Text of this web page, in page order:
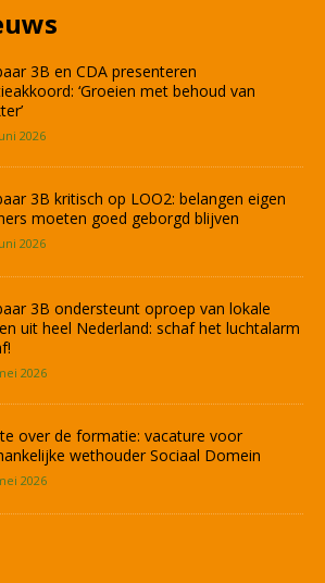
3B en CDA presenteren
‘Groeien met behoud van
2026
3B kritisch op LOO2: belangen eigen
moeten goed geborgd blijven
2026
3B ondersteunt oproep van lokale
uit heel Nederland: schaf het luchtalarm
2026
over de formatie: vacature voor
wethouder Sociaal Domein
2026